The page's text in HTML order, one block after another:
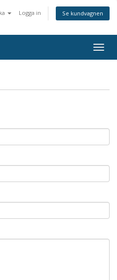
Logga in Se kundvagnen